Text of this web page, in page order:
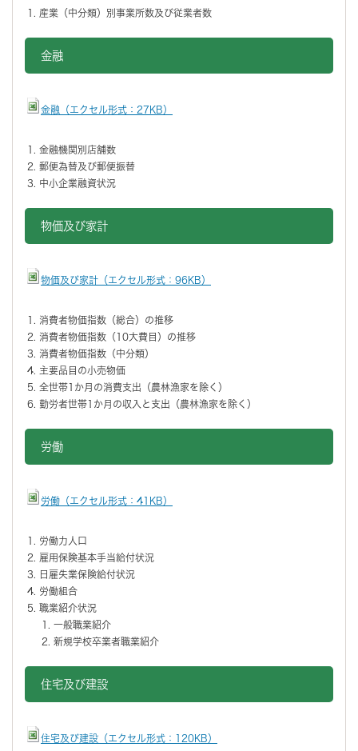
産業（中分類）別事業所数及び従業者数
金融
金融（エクセル形式：27KB）
金融機関別店舗数
郵便為替及び郵便振替
中小企業融資状況
物価及び家計
物価及び家計（エクセル形式：96KB）
消費者物価指数（総合）の推移
消費者物価指数（10大費目）の推移
消費者物価指数（中分類）
主要品目の小売物価
全世帯1か月の消費支出（農林漁家を除く）
勤労者世帯1か月の収入と支出（農林漁家を除く）
労働
労働（エクセル形式：41KB）
労働力人口
雇用保険基本手当給付状況
日雇失業保険給付状況
労働組合
職業紹介状況
一般職業紹介
新規学校卒業者職業紹介
住宅及び建設
住宅及び建設（エクセル形式：120KB）